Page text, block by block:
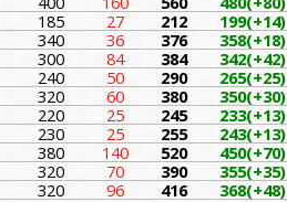
185 27 212 199(+14)
340 36 376 358(+18)
300 84 384 342(+42)
240 50 290 265(+25)
320 60 380 350(+30)
220 25 245 233(+13)
230 25 255 243(+13)
380 140 520 450(+70)
320 70 390 355(+35)
320 96 416 368(+48)